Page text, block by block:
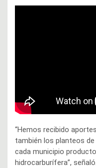
“Hemos recibido
también los planteos
cada municipio
hidrocarburífera”, señaló.